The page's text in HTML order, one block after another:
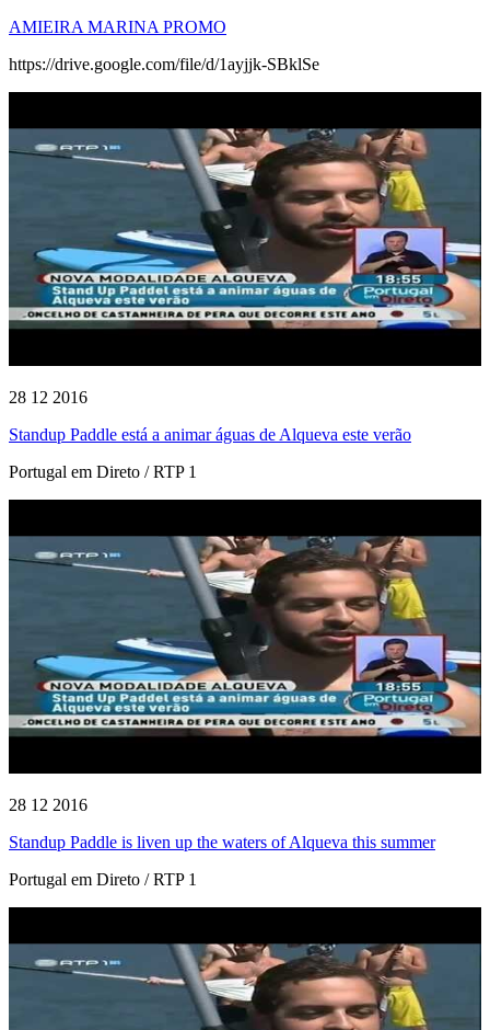
AMIEIRA MARINA PROMO
https://drive.google.com/file/d/1ayjjk-SBklSe
28 12 2016
Standup Paddle está a animar águas de Alqueva este verão
Portugal em Direto / RTP 1
28 12 2016
Standup Paddle is liven up the waters of Alqueva this summer
Portugal em Direto / RTP 1